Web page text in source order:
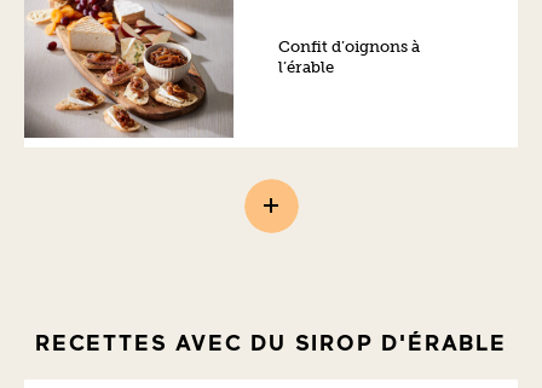
Confit d’oignons à
l’érable
RECETTES AVEC DU SIROP D'ÉRABLE